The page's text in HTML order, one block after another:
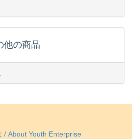
他の商品
/ About Youth Enterprise